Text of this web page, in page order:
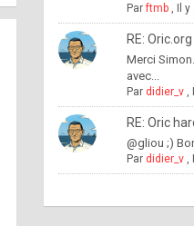
Parftmb, Il
RE:
Merci
avec...
Par didier_v,
RE: Oric
@gliou ;)
Par didier_v,